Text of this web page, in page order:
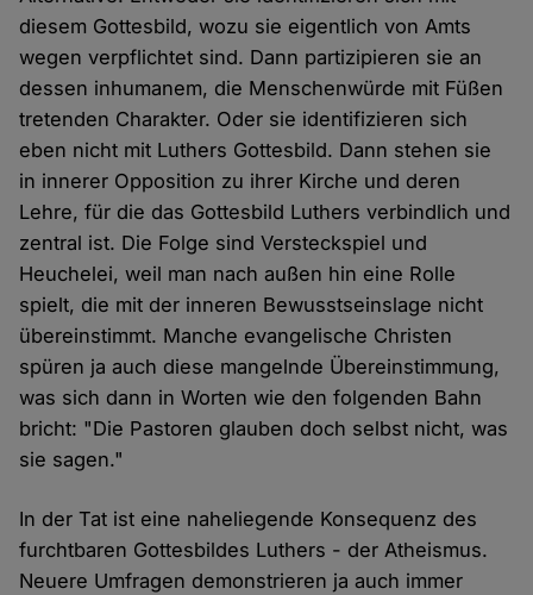
diesem Gottesbild, wozu sie eigentlich von Amts
wegen verpflichtet sind. Dann partizipieren sie an
dessen inhumanem, die Menschenwürde mit Füßen
tretenden Charakter. Oder sie identifizieren sich
eben nicht mit Luthers Gottesbild. Dann stehen sie
in innerer Opposition zu ihrer Kirche und deren
Lehre, für die das Gottesbild Luthers verbindlich und
zentral ist. Die Folge sind Versteckspiel und
Heuchelei, weil man nach außen hin eine Rolle
spielt, die mit der inneren Bewusstseinslage nicht
übereinstimmt. Manche evangelische Christen
spüren ja auch diese mangelnde Übereinstimmung,
was sich dann in Worten wie den folgenden Bahn
bricht: "Die Pastoren glauben doch selbst nicht, was
sie sagen."
In der Tat ist eine naheliegende Konsequenz des
furchtbaren Gottesbildes Luthers - der Atheismus.
Neuere Umfragen demonstrieren ja auch immer